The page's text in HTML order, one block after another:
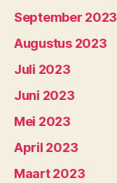
September 2023
Augustus 2023
Juli 2023
Juni 2023
Mei 2023
April 2023
Maart 2023